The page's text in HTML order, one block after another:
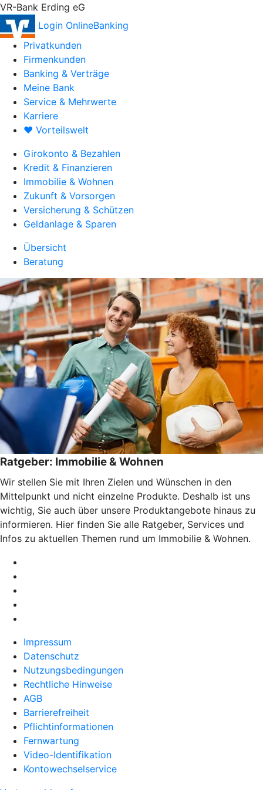
VR-Bank Erding eG
Login OnlineBanking
Privatkunden
Firmenkunden
Banking & Verträge
Meine Bank
Service & Mehrwerte
Karriere
♥ Vorteilswelt
Girokonto & Bezahlen
Kredit & Finanzieren
Immobilie & Wohnen
Zukunft & Vorsorgen
Versicherung & Schützen
Geldanlage & Sparen
Übersicht
Beratung
Ratgeber: Immobilie & Wohnen
Wir stellen Sie mit Ihren Zielen und Wünschen in den
Mittelpunkt und nicht einzelne Produkte. Deshalb ist uns
wichtig, Sie auch über unsere Produktangebote hinaus zu
informieren. Hier finden Sie alle Ratgeber, Services und
Infos zu aktuellen Themen rund um Immobilie & Wohnen.
Impressum
Datenschutz
Nutzungsbedingungen
Rechtliche Hinweise
AGB
Barrierefreiheit
Pflichtinformationen
Fernwartung
Video-Identifikation
Kontowechselservice